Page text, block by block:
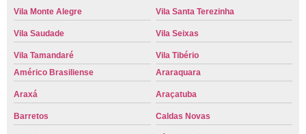
Vila Monte Alegre Vila Santa Terezinha
Vila Saudade Vila Seixas
Vila Tamandaré
Vila Tibério
Américo Brasiliense
Araraquara
Araxá Araçatuba
Barretos Caldas Novas